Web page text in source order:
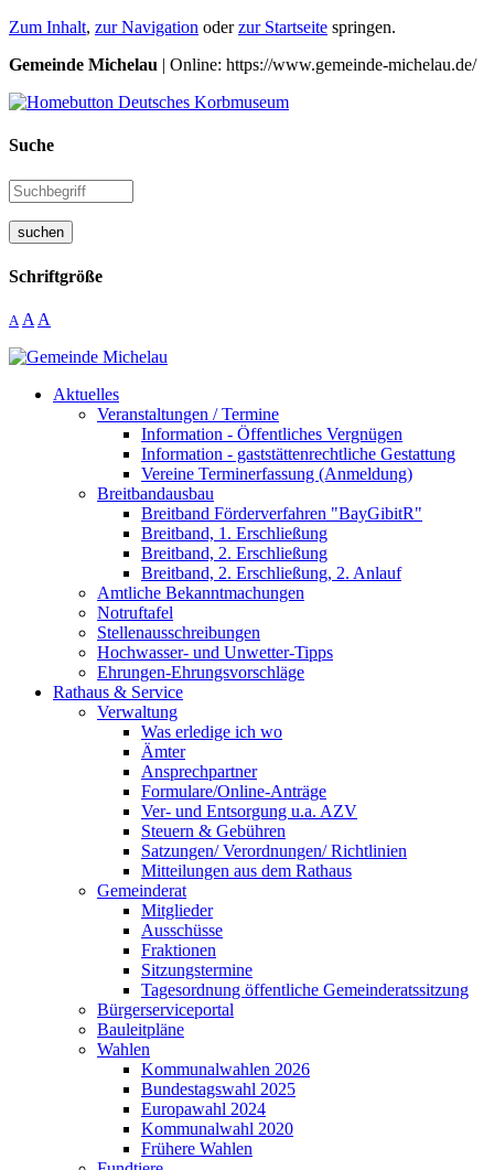
Zum Inhalt, zur Navigation oderzur Startseite springen.
Gemeinde Michelau | Online: https://www.gemeinde-michelau.de/
Suche
suchen
Schriftgröße
A A A
Aktuelles
Veranstaltungen / Termine
Information - Öffentliches Vergnügen
Information - gaststättenrechtliche Gestattung
Vereine Terminerfassung (Anmeldung)
Breitbandausbau
Breitband Förderverfahren "BayGibitR"
Breitband, 1. Erschließung
Breitband, 2. Erschließung
Breitband, 2. Erschließung, 2. Anlauf
Amtliche Bekanntmachungen
Notruftafel
Stellenausschreibungen
Hochwasser- und Unwetter-Tipps
Ehrungen-Ehrungsvorschläge
Rathaus & Service
Verwaltung
Was erledige ich wo
Ämter
Ansprechpartner
Formulare/Online-Anträge
Ver- und Entsorgung u.a. AZV
Steuern & Gebühren
Satzungen/ Verordnungen/ Richtlinien
Mitteilungen aus dem Rathaus
Gemeinderat
Mitglieder
Ausschüsse
Fraktionen
Sitzungstermine
Tagesordnung öffentliche Gemeinderatssitzung
Bürgerserviceportal
Bauleitpläne
Wahlen
Kommunalwahlen 2026
Bundestagswahl 2025
Europawahl 2024
Kommunalwahl 2020
Frühere Wahlen